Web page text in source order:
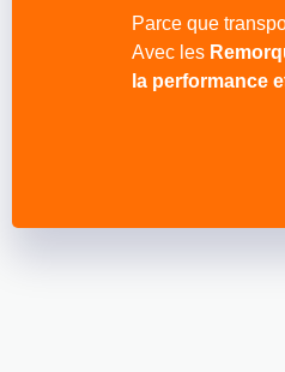
Parce que
Avec les
la performance